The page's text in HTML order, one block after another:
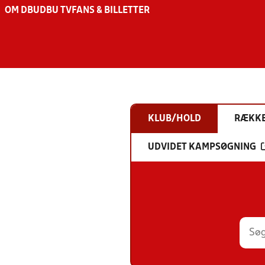
OM DBU DBU TV FANS & BILLETTER
KLUB/HOLD
UDVIDET KAMPSØGNING